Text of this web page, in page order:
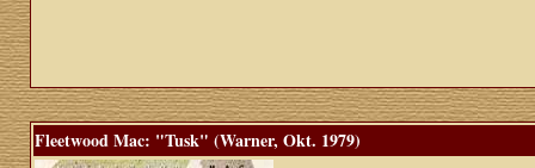
Fleetwood Mac: "Tusk" (Warner, Okt. 1979)